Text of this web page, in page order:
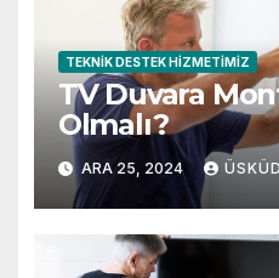
TEKNIK DESTEK HIZMETIMIZ
TV Duvara
Olmalı?
ARA 25, 2024